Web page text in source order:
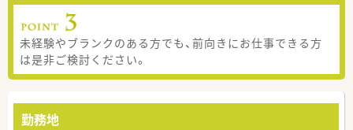
未経験やブランクのある方でも、前向きにお仕事できる方
は是非ご検討ください。
勤務地